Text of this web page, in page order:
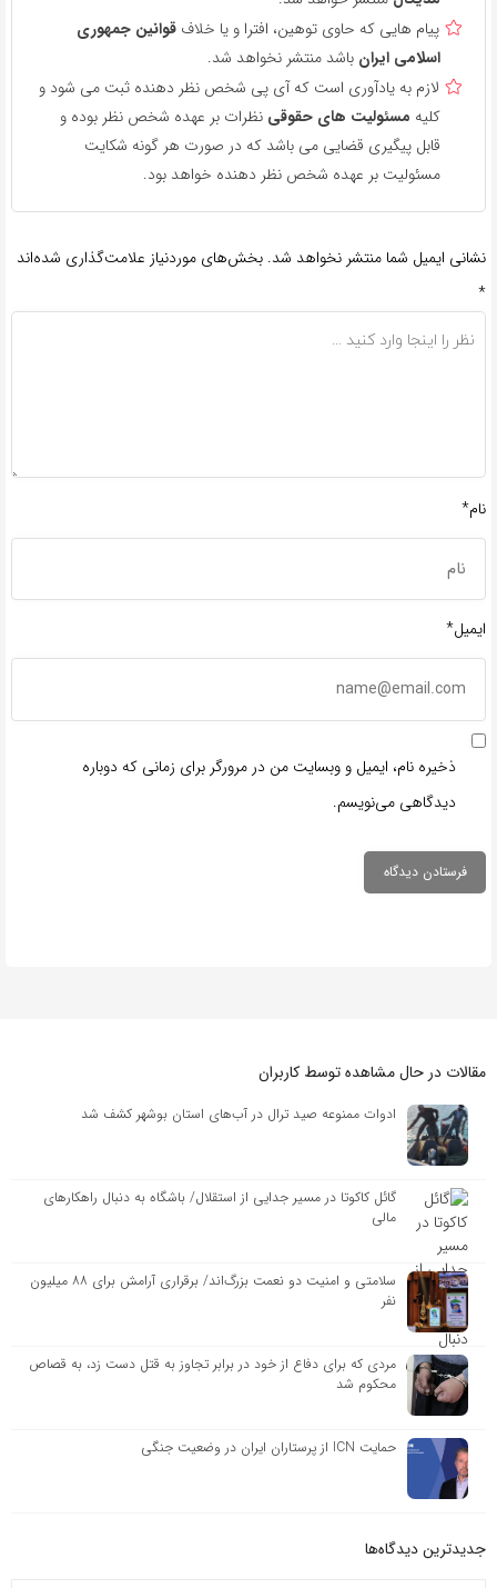
پیام هایی که حاوی توهین، افترا و یا خلاف قوانین جمهوری
اسلامی ایران باشد منتشر نخواهد شد.
لازم به یادآوری است که آی پی شخص نظر دهنده ثبت می شود و
کلیه مسئولیت های حقوقی نظرات بر عهده شخص نظر بوده و
قابل پیگیری قضایی می باشد که در صورت هر گونه شکایت
مسئولیت بر عهده شخص نظر دهنده خواهد بود.
نشانی ایمیل شما منتشر نخواهد شد. بخش‌های موردنیاز علامت‌گذاری شده‌اند
*
نام*
ایمیل*
ذخیره نام، ایمیل و وبسایت من در مرورگر برای زمانی که دوباره
دیدگاهی می‌نویسم.
مقالات در حال مشاهده توسط کاربران
ادوات ممنوعه صید ترال در آب‌های استان بوشهر کشف شد
گائل کاکوتا در مسیر جدایی از استقلال/ باشگاه به دنبال راهکارهای
مالی
سلامتی و امنیت دو نعمت بزرگ‌اند/ برقراری آرامش برای ۸۸ میلیون
نفر
مردی که برای دفاع از خود در برابر تجاوز به قتل دست زد، به قصاص
محکوم شد
حمایت ICN از پرستاران ایران در وضعیت جنگی
جدیدترین دیدگاه‌‌ها